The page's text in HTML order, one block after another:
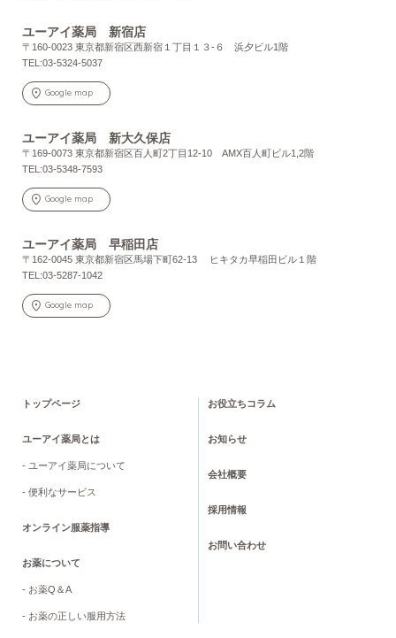
ユーアイ薬局 新宿店
〒160-0023 東京都新宿区西新宿１丁目１３-６ 浜夕ビル1階
TEL:03-5324-5037
Google map
ユーアイ薬局 新大久保店
〒169-0073 東京都新宿区百人町2丁目12-10 AMX百人町ビル1,2階
TEL:03-5348-7593
Google map
ユーアイ薬局 早稲田店
〒162-0045 東京都新宿区馬場下町62-13 ヒキタカ早稲田ビル１階
TEL:03-5287-1042
Google map
トップページ
ユーアイ薬局とは
- ユーアイ薬局について
- 便利なサービス
オンライン服薬指導
お薬について
- お薬Q＆A
- お薬の正しい服用方法
お役立ちコラム
お知らせ
会社概要
採用情報
お問い合わせ